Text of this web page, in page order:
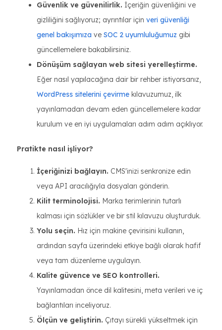
Güvenlik ve güvenilirlik. İçeriğin güvenliğini ve
gizliliğini sağlıyoruz; ayrıntılar için veri güvenliği
genel bakışımıza ve SOC 2 uyumluluğumuz gibi
güncellemelere bakabilirsiniz.
Dönüşüm sağlayan web sitesi yerelleştirme.
Eğer nasıl yapılacağına dair bir rehber istiyorsanız,
WordPress sitelerini çevirme kılavuzumuz, ilk
yayınlamadan devam eden güncellemelere kadar
kurulum ve en iyi uygulamaları adım adım açıklıyor.
Pratikte nasıl işliyor?
İçeriğinizi bağlayın. CMS'inizi senkronize edin
veya API aracılığıyla dosyaları gönderin.
Kilit terminolojisi. Marka terimlerinin tutarlı
kalması için sözlükler ve bir stil kılavuzu oluşturduk.
Yolu seçin. Hız için makine çevirisini kullanın,
ardından sayfa üzerindeki etkiye bağlı olarak hafif
veya tam düzenleme uygulayın.
Kalite güvence ve SEO kontrolleri.
Yayınlamadan önce dil kalitesini, meta verileri ve iç
bağlantıları inceliyoruz.
Ölçün ve geliştirin. Çıtayı sürekli yükseltmek için